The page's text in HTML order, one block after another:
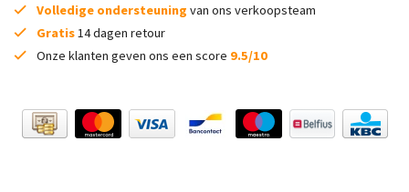
Volledige ondersteuning van ons verkoopsteam
Gratis14 dagen retour
Onze klanten geven ons een score 9.5/10